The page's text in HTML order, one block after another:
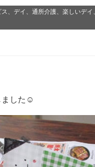
、デイ、通所介護、楽しいデ
ました☺